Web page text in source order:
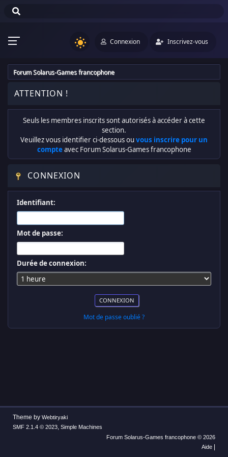
Connexion Inscrivez-vous
Forum Solarus-Games francophone
ATTENTION !
Seuls les membres inscrits sont autorisés à accéder à cette
section.
Veuillez vous identifier ci-dessous ou vous inscrire pour un
compteavec Forum Solarus-Games francophone
CONNEXION
Identifiant:
Mot de passe:
Durée de connexion:
Mot de passe oublié ?
Theme by Webtiryaki
SMF 2.1.4 © 2023, Simple Machines
Forum Solarus-Games francophone © 2026
Aide